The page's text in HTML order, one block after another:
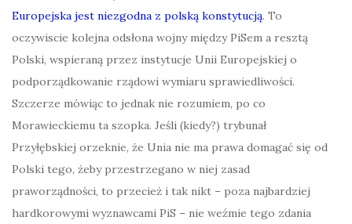
Europejska jest niezgodna z polską konstytucją. To
oczywiscie kolejna odsłona wojny między PiSem a resztą
Polski, wspieraną przez instytucje Unii Europejskiej o
podporządkowanie rządowi wymiaru sprawiedliwości.
Szczerze mówiąc to jednak nie rozumiem, po co
Morawieckiemu ta szopka. Jeśli (kiedy?) trybunał
Przyłębskiej orzeknie, że Unia nie ma prawa domagać się od
Polski tego, żeby przestrzegano w niej zasad
praworządności, to przecież i tak nikt – poza najbardziej
hardkorowymi wyznawcami PiS – nie weźmie tego zdania